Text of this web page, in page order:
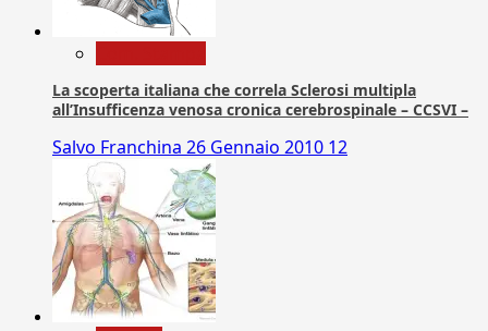
La scoperta italiana che correla Sclerosi multipla
all’Insufficenza venosa cronica cerebrospinale – CCSVI –
Salvo Franchina 26 Gennaio 2010 12